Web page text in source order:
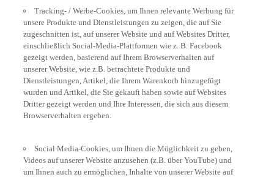
Tracking- / Werbe-Cookies, um Ihnen relevante Werbung für
unsere Produkte und Dienstleistungen zu zeigen, die auf Sie
zugeschnitten ist, auf unserer Website und auf Websites Dritter,
einschließlich Social-Media-Plattformen wie z. B. Facebook
gezeigt werden, basierend auf Ihrem Browserverhalten auf
unserer Website, wie z.B. betrachtete Produkte und
Dienstleistungen, Artikel, die Ihrem Warenkorb hinzugefügt
wurden und Artikel, die Sie gekauft haben sowie auf Websites
Dritter gezeigt werden und Ihre Interessen, die sich aus diesem
Browserverhalten ergeben.
Social Media-Cookies, um Ihnen die Möglichkeit zu geben,
Videos auf unserer Website anzusehen (z.B. über YouTube) und
um Ihnen auch zu ermöglichen, Inhalte von unserer Website auf